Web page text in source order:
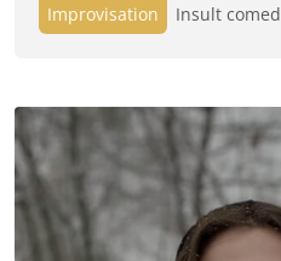
Improvisation
Insult